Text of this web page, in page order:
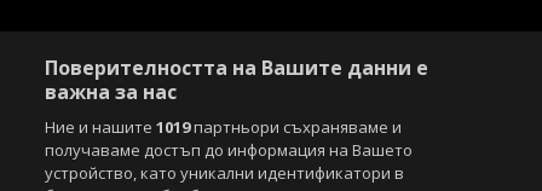
Поверителността на Вашите данни е
важна за нас
Ние и нашите1019партньори съхраняваме и
получаваме достъп до информация на Вашето
устройство, като уникални идентификатори в